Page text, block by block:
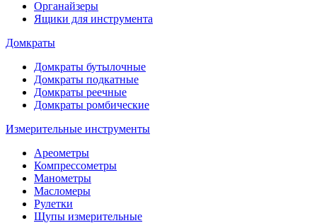
Органайзеры
Ящики для инструмента
Домкраты
Домкраты бутылочные
Домкраты подкатные
Домкраты реечные
Домкраты ромбические
Измерительные инструменты
Ареометры
Компрессометры
Манометры
Масломеры
Рулетки
Щупы измерительные